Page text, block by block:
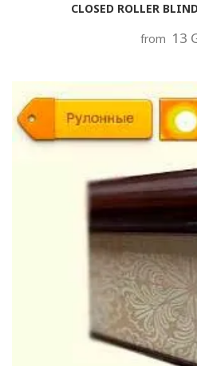
CLOSED ROLLER
from 13